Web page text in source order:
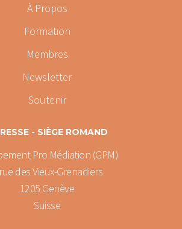
À Propos
Formation
Membres
Newsletter
Soutenir
- SIÈGE ROMAND
Pro Médiation (GPM)
des Vieux-Grenadiers
1205 Genève
Suisse